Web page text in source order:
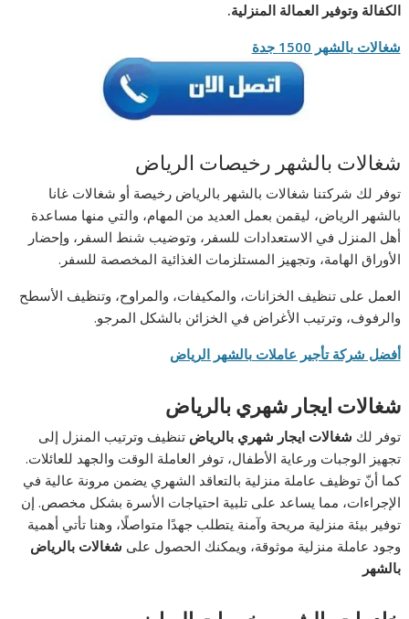
الكفالة وتوفير العمالة المنزلية.
شغالات بالشهر 1500 جدة
شغالات بالشهر رخيصات الرياض
توفر لك شركتنا شغالات بالشهر بالرياض رخيصة أو شغالات غانا
بالشهر الرياض، ليقمن بعمل العديد من المهام، والتي منها مساعدة
أهل المنزل في الاستعدادات للسفر، وتوضيب شنط السفر، وإحضار
الأوراق الهامة، وتجهيز المستلزمات الغذائية المخصصة للسفر.
العمل على تنظيف الخزانات، والمكيفات، والمراوح، وتنظيف الأسطح
والرفوف، وترتيب الأغراض في الخزائن بالشكل المرجو.
أفضل شركة تأجير عاملات بالشهر الرياض
شغالات ايجار شهري بالرياض
توفر لك شغالات ايجار شهري بالرياض تنظيف وترتيب المنزل إلى
تجهيز الوجبات ورعاية الأطفال، توفر العاملة الوقت والجهد للعائلات.
كما أنّ توظيف عاملة منزلية بالتعاقد الشهري يضمن مرونة عالية في
الإجراءات، مما يساعد على تلبية احتياجات الأسرة بشكل مخصص. إن
توفير بيئة منزلية مريحة وآمنة يتطلب جهدًا متواصلًا، وهنا تأتي أهمية
وجود عاملة منزلية موثوقة، ويمكنك الحصول على شغالات بالرياض
بالشهر